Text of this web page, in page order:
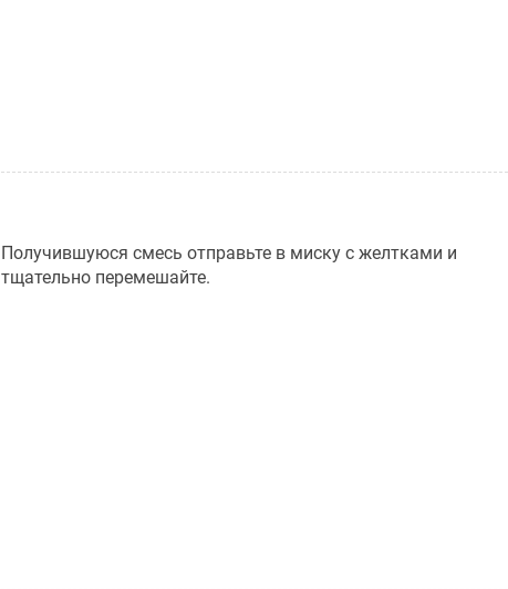
Получившуюся смесь отправьте в миску с желтками и
тщательно перемешайте.